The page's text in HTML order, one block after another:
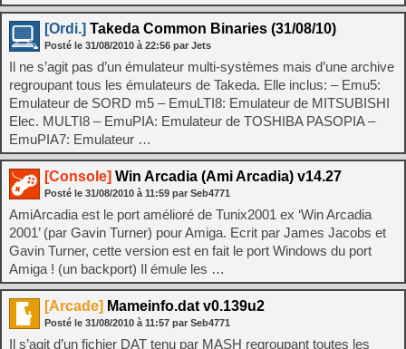
[Ordi.] Takeda Common Binaries (31/08/10)
Posté le 31/08/2010 à 22:56 par Jets
Il ne s’agit pas d’un émulateur multi-systèmes mais d’une archive
regroupant tous les émulateurs de Takeda. Elle inclus: – Emu5:
Emulateur de SORD m5 – EmuLTI8: Emulateur de MITSUBISHI
Elec. MULTI8 – EmuPIA: Emulateur de TOSHIBA PASOPIA –
EmuPIA7: Emulateur …
[Console] Win Arcadia (Ami Arcadia) v14.27
Posté le 31/08/2010 à 11:59 par Seb4771
AmiArcadia est le port amélioré de Tunix2001 ex ‘Win Arcadia
2001’ (par Gavin Turner) pour Amiga. Ecrit par James Jacobs et
Gavin Turner, cette version est en fait le port Windows du port
Amiga ! (un backport) Il émule les …
[Arcade] Mameinfo.dat v0.139u2
Posté le 31/08/2010 à 11:57 par Seb4771
Il s’agit d’un fichier DAT tenu par MASH regroupant toutes les